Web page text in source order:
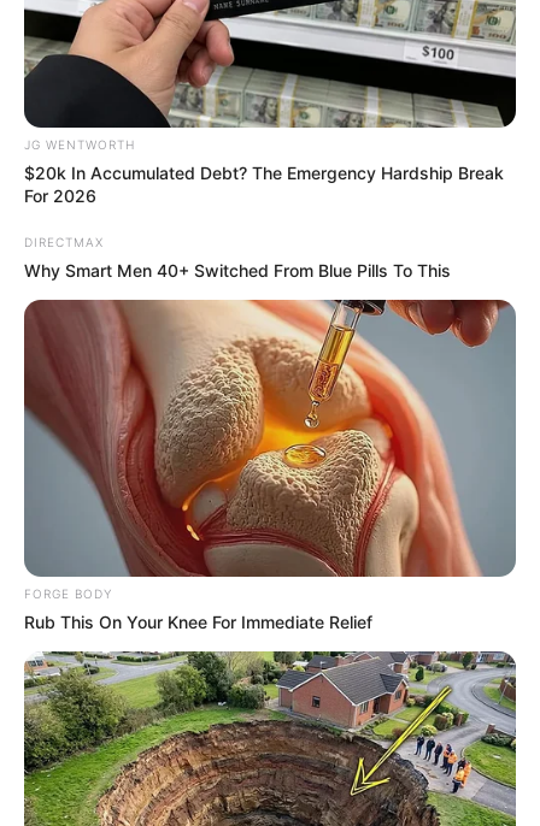
This New Will Give You An Erection After +45
MEDVI
This Trick Will Give You An Erection At Any Age
MEDVI
Men, You Don't Need Viagra If You Do This Once A
Day
MEDVI
JG WENTWORTH
$20k In Accumulated Debt? The Emergency Hardship Break
For 2026
DIRECTMAX
Why Smart Men 40+ Switched From Blue Pills To This
FORGE BODY
Rub This On Your Knee For Immediate Relief